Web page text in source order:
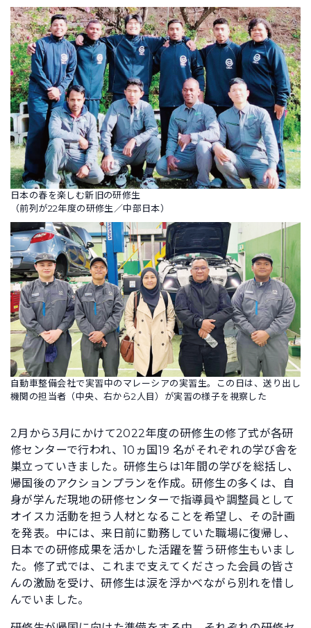
日本の春を楽しむ新旧の研修生
（前列が22年度の研修生／中部日本）
自動車整備会社で実習中のマレーシアの実習生。この日は、送り出し
機関の担当者（中央、右から2人目）が実習の様子を視察した
2月から3月にかけて2022年度の研修生の修了式が各研
修センターで行われ、10ヵ国19 名がそれぞれの学び舎を
巣立っていきました。研修生らは1年間の学びを総括し、
帰国後のアクションプランを作成。研修生の多くは、自
身が学んだ現地の研修センターで指導員や調整員として
オイスカ活動を担う人材となることを希望し、その計画
を発表。中には、来日前に勤務していた職場に復帰し、
日本での研修成果を活かした活躍を誓う研修生もいまし
た。修了式では、これまで支えてくださった会員の皆さ
んの激励を受け、研修生は涙を浮かべながら別れを惜し
んでいました。